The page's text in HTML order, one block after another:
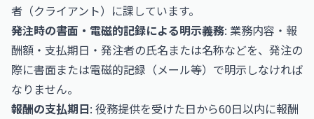
者（クライアント）に課しています。
発注時の書面・電磁的記録による明示義務: 業務内容・報
酬額・支払期日・発注者の氏名または名称などを、発注の
際に書面または電磁的記録（メール等）で明示しなければ
なりません。
報酬の支払期日: 役務提供を受けた日から60日以内に報酬